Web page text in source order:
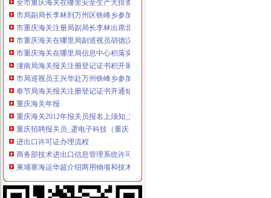
市局副局长李林到万州区铁峰乡参加“三进三同”海关报关登记证书“结穷亲”活动
市重庆海关注册局副局长李林出席北碚区学校食品安全义务监督员聘任大会
市重庆海关在哪里局副巡视员胡德汉赴经开区局检查指导工作
市重庆海关在哪里局信息中心积落实五中全会精
潼南局海关报关注册登记证书积开展家装行业专项整
市局巡视员王兴华赴万州铁峰乡参加“三进三同”重庆海关在哪里“结穷亲”活动
奉节局海关报关注册登记证书开通短信平台助推工作
重庆海关年报
重庆海关2012年报关员报名上须知_重庆报关员报名公
重庆招聘报关员_逻电子科技（重庆）有限公司招聘-汇博网
进出口许可证办理流程
商务部技术进出口信息管理系统许可证电子申请流程-江市商务局
柬埔寨海运华超介绍两用物项和技术进出口的许可证办理规范-中国制
无纸化签约流程
海关无纸化通关流程_北京华晨远洋国际贸易有限责任公司
证券业务全流程无纸化解决方案[好网角文章收]